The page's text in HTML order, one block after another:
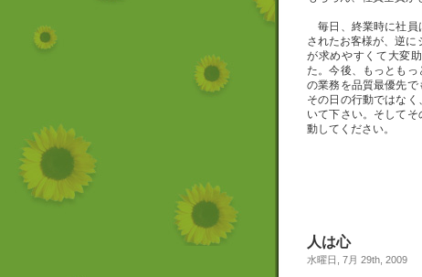
毎日、終業時に社員
されたお客様が、逆に
が求めやすくて大変
た。今後、もっとも
の業務を品質最優先
その日の行動ではな
いて下さい。そして
動してください。
人は心
水曜日, 7月 29th, 2009